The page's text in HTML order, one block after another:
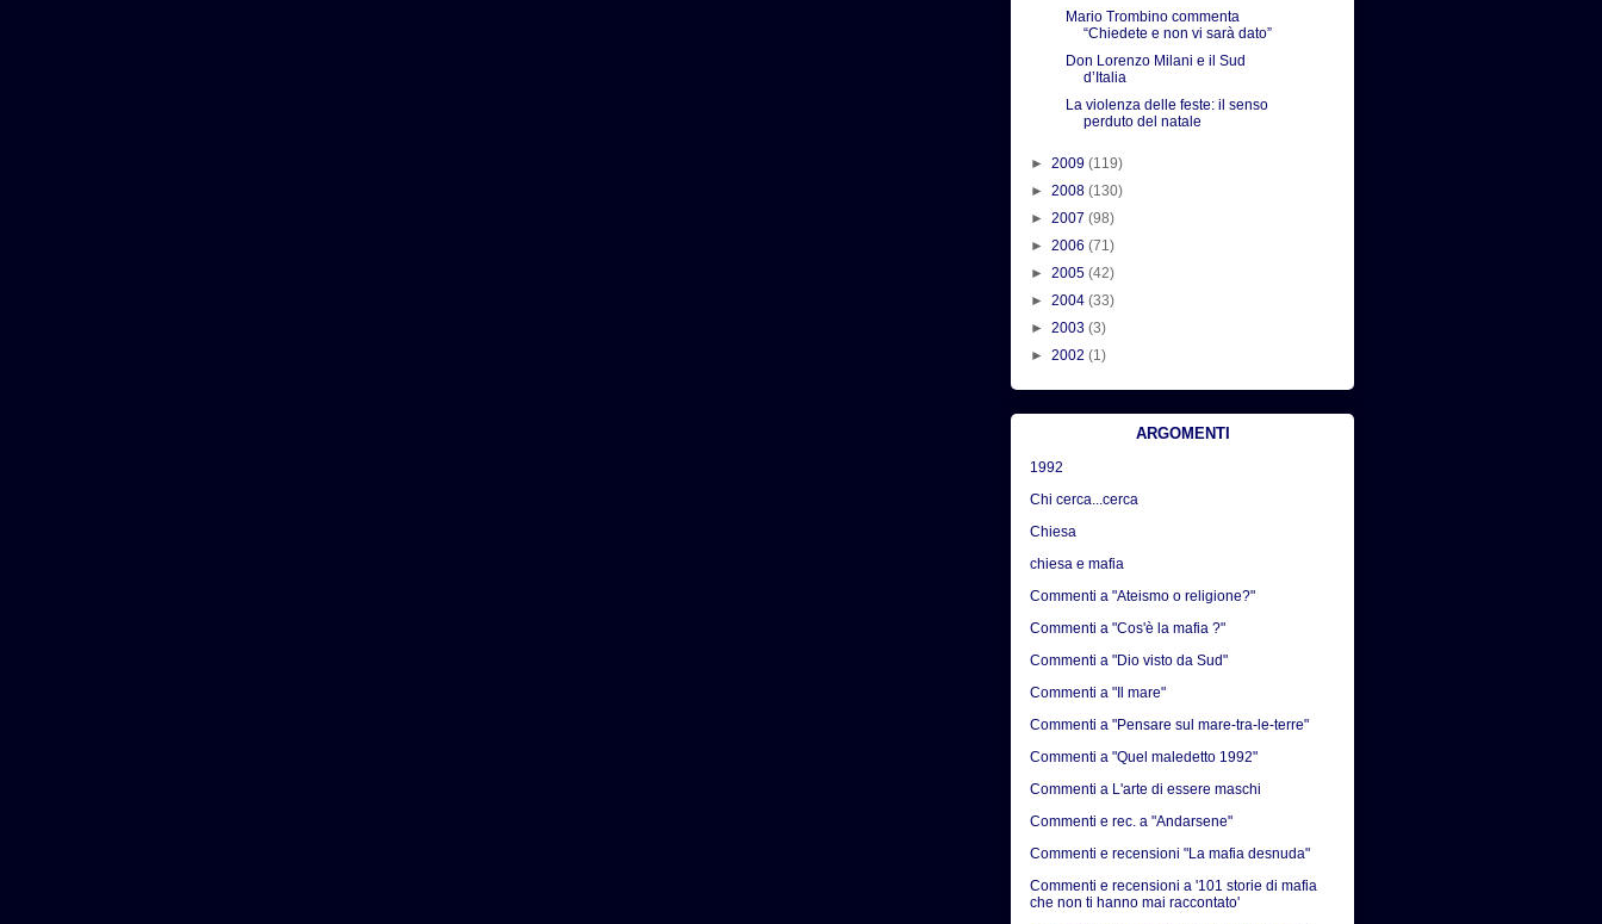
Mario Trombino commenta
“Chiedete e non vi sarà dato”
Don Lorenzo Milani e il Sud
d’Italia
La violenza delle feste: il senso
perduto del natale
► 2009 (119)
► 2008 (130)
► 2007 (98)
► 2006 (71)
► 2005 (42)
► 2004 (33)
► 2003 (3)
► 2002 (1)
ARGOMENTI
1992
Chi cerca...cerca
Chiesa
chiesa e mafia
Commenti a "Ateismo o religione?"
Commenti a "Cos'è la mafia ?"
Commenti a "Dio visto da Sud"
Commenti a "Il mare"
Commenti a "Pensare sul mare-tra-le-terre"
Commenti a "Quel maledetto 1992"
Commenti a L'arte di essere maschi
Commenti e rec. a "Andarsene"
Commenti e recensioni "La mafia desnuda"
Commenti e recensioni a '101 storie di mafia
che non ti hanno mai raccontato'